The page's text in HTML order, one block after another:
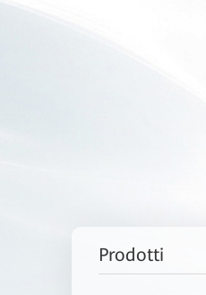
Prodotti